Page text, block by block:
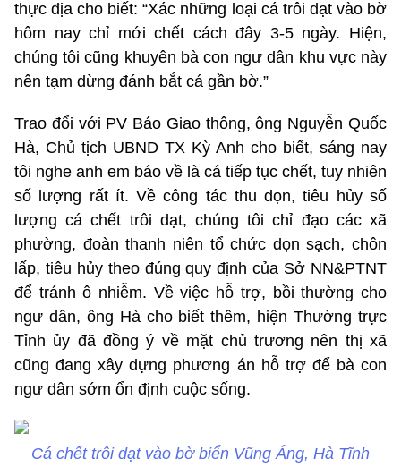
thực địa cho biết: “Xác những loại cá trôi dạt vào bờ
hôm nay chỉ mới chết cách đây 3-5 ngày. Hiện,
chúng tôi cũng khuyên bà con ngư dân khu vực này
nên tạm dừng đánh bắt cá gần bờ.”
Trao đổi với PV Báo Giao thông, ông Nguyễn Quốc
Hà, Chủ tịch UBND TX Kỳ Anh cho biết, sáng nay
tôi nghe anh em báo về là cá tiếp tục chết, tuy nhiên
số lượng rất ít. Về công tác thu dọn, tiêu hủy số
lượng cá chết trôi dạt, chúng tôi chỉ đạo các xã
phường, đoàn thanh niên tổ chức dọn sạch, chôn
lấp, tiêu hủy theo đúng quy định của Sở NN&PTNT
để tránh ô nhiễm. Về việc hỗ trợ, bồi thường cho
ngư dân, ông Hà cho biết thêm, hiện Thường trực
Tỉnh ủy đã đồng ý về mặt chủ trương nên thị xã
cũng đang xây dựng phương án hỗ trợ để bà con
ngư dân sớm ổn định cuộc sống.
Cá chết trôi dạt vào bờ biển Vũng Áng, Hà Tĩnh